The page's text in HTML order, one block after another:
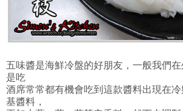
五味醬是海鮮冷盤的好朋友，一般我們
是吃
酒席常常都有機會吃到這款醬料出現在
基醬料，